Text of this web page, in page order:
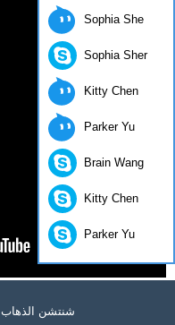
شنتشن الذهاب
Sophia She
Sophia Sher
Kitty Chen
Parker Yu
Brain Wang
Kitty Chen
Parker Yu